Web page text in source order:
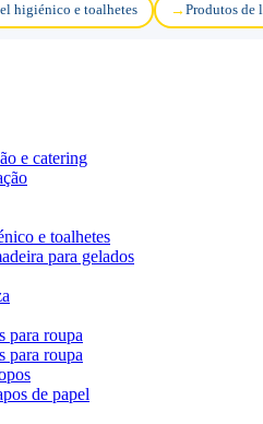
higiénico e toalhetes Produtos de
e catering
e toalhetes
para gelados
para roupa
para roupa
de papel